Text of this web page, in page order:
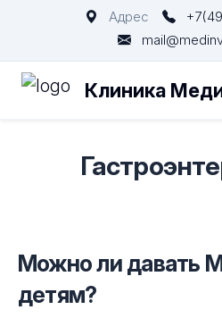
Адрес
Клиника
Можно ли давать
детям?